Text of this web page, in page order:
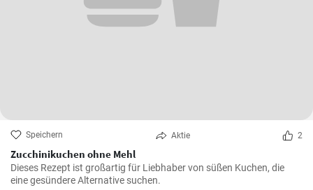
Speichern Aktie 2
Zucchinikuchen ohne Mehl
Dieses Rezept ist großartig für Liebhaber von süßen Kuchen, die
eine gesündere Alternative suchen.